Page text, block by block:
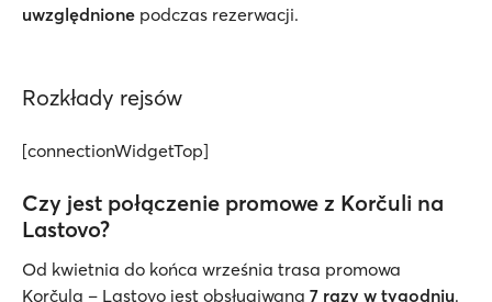
uwzględnione podczas rezerwacji.
Rozkłady rejsów
[connectionWidgetTop]
Czy jest połączenie promowe z Korčuli na
Lastovo?
Od kwietnia do końca września trasa promowa
Korčula – Lastovo jest obsługiwana 7 razy w tygodniu.